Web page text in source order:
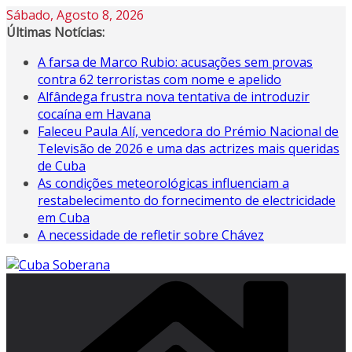
Sábado, Agosto 8, 2026
Últimas Notícias:
A farsa de Marco Rubio: acusações sem provas
contra 62 terroristas com nome e apelido
Alfândega frustra nova tentativa de introduzir
cocaína em Havana
Faleceu Paula Alí, vencedora do Prémio Nacional de
Televisão de 2026 e uma das actrizes mais queridas
de Cuba
As condições meteorológicas influenciam a
restabelecimento do fornecimento de electricidade
em Cuba
A necessidade de refletir sobre Chávez